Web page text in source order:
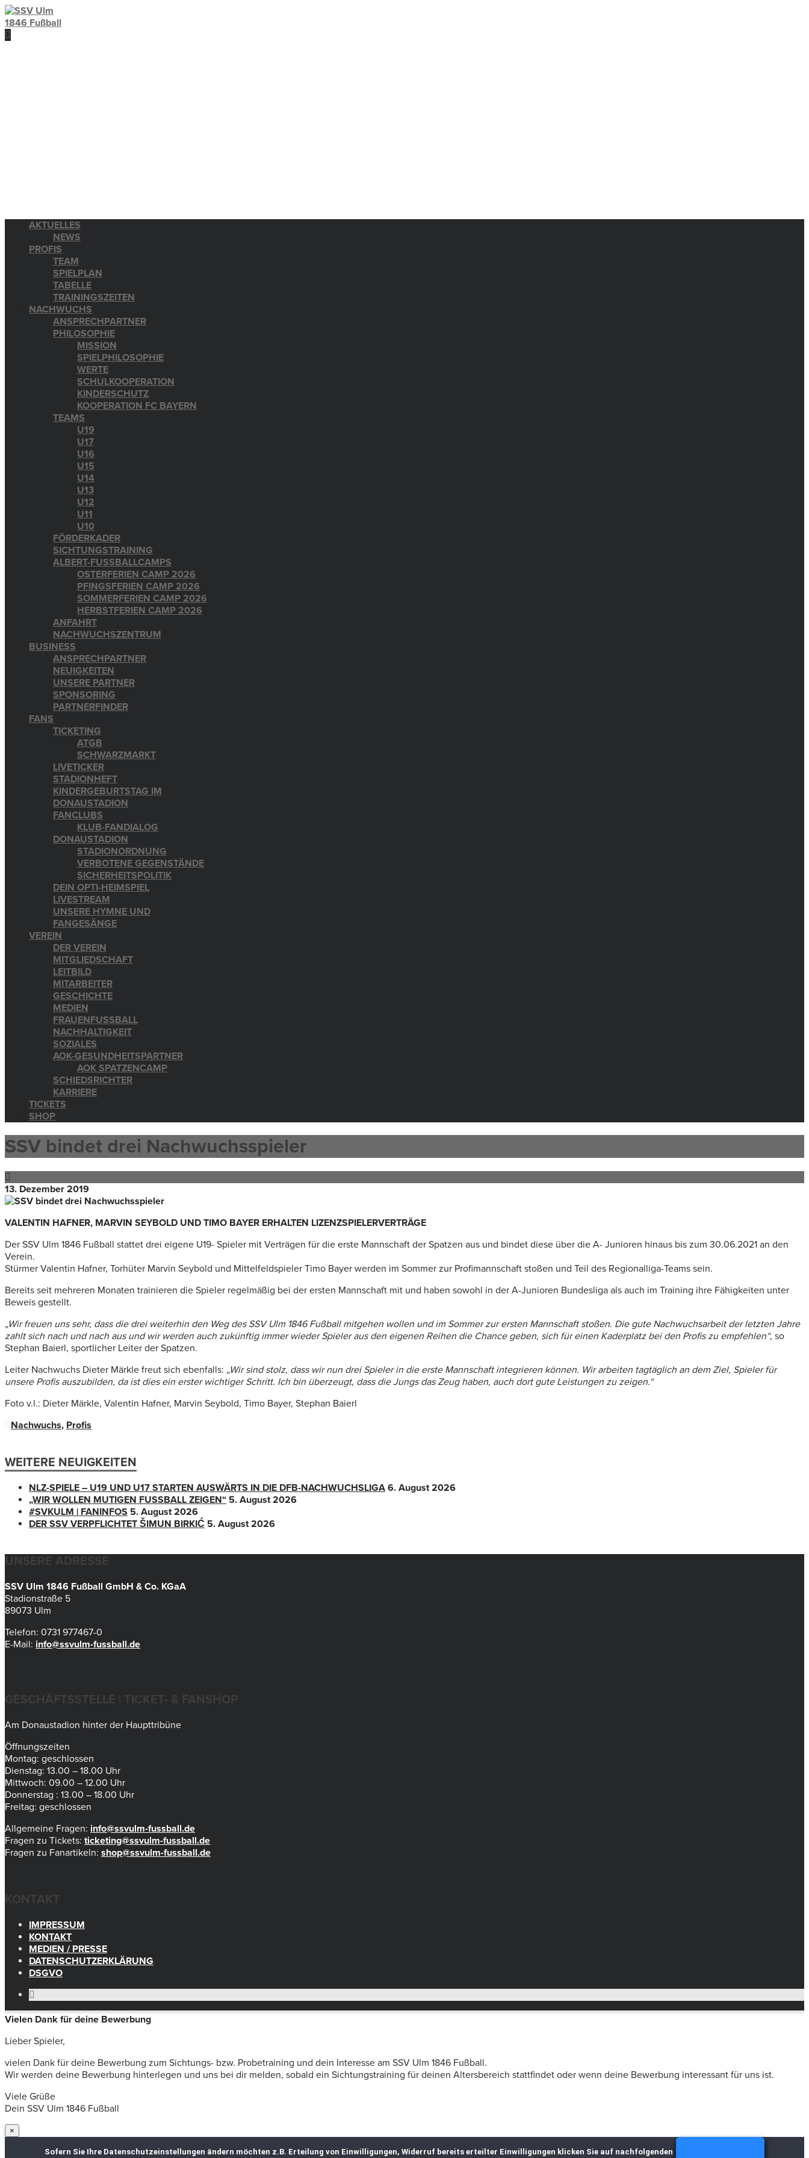
AKTUELLES
NEWS
PROFIS
TEAM
SPIELPLAN
TABELLE
TRAININGSZEITEN
NACHWUCHS
ANSPRECHPARTNER
PHILOSOPHIE
MISSION
SPIELPHILOSOPHIE
WERTE
SCHULKOOPERATION
KINDERSCHUTZ
KOOPERATION FC BAYERN
TEAMS
U19
U17
U16
U15
U14
U13
U12
U11
U10
FÖRDERKADER
SICHTUNGSTRAINING
ALBERT-FUSSBALLCAMPS
OSTERFERIEN CAMP 2026
PFINGSFERIEN CAMP 2026
SOMMERFERIEN CAMP 2026
HERBSTFERIEN CAMP 2026
ANFAHRT
NACHWUCHSZENTRUM
BUSINESS
ANSPRECHPARTNER
NEUIGKEITEN
UNSERE PARTNER
SPONSORING
PARTNERFINDER
FANS
TICKETING
ATGB
SCHWARZMARKT
LIVETICKER
STADIONHEFT
KINDERGEBURTSTAG IM
DONAUSTADION
FANCLUBS
KLUB-FANDIALOG
DONAUSTADION
STADIONORDNUNG
VERBOTENE GEGENSTÄNDE
SICHERHEITSPOLITIK
DEIN OPTI-HEIMSPIEL
LIVESTREAM
UNSERE HYMNE UND
FANGESÄNGE
VEREIN
DER VEREIN
MITGLIEDSCHAFT
LEITBILD
MITARBEITER
GESCHICHTE
MEDIEN
FRAUENFUSSBALL
NACHHALTIGKEIT
SOZIALES
AOK-GESUNDHEITSPARTNER
AOK SPATZENCAMP
SCHIEDSRICHTER
KARRIERE
TICKETS
SHOP
SSV bindet drei Nachwuchsspieler
13. Dezember 2019
VALENTIN HAFNER, MARVIN SEYBOLD UND TIMO BAYER ERHALTEN LIZENZSPIELERVERTRÄGE
Der SSV Ulm 1846 Fußball stattet drei eigene U19- Spieler mit Verträgen für die erste Mannschaft der Spatzen aus und bindet diese über die A- Junioren hinaus bis zum 30.06.2021 an den
Verein.
Stürmer Valentin Hafner, Torhüter Marvin Seybold und Mittelfeldspieler Timo Bayer werden im Sommer zur Profimannschaft stoßen und Teil des Regionalliga-Teams sein.
Bereits seit mehreren Monaten trainieren die Spieler regelmäßig bei der ersten Mannschaft mit und haben sowohl in der A-Junioren Bundesliga als auch im Training ihre Fähigkeiten unter
Beweis gestellt.
„Wir freuen uns sehr, dass die drei weiterhin den Weg des SSV Ulm 1846 Fußball mitgehen wollen und im Sommer zur ersten Mannschaft stoßen. Die gute Nachwuchsarbeit der letzten Jahre
zahlt sich nach und nach aus und wir werden auch zukünftig immer wieder Spieler aus den eigenen Reihen die Chance geben, sich für einen Kaderplatz bei den Profis zu empfehlen“, so
Stephan Baierl, sportlicher Leiter der Spatzen.
Leiter Nachwuchs Dieter Märkle freut sich ebenfalls: „Wir sind stolz, dass wir nun drei Spieler in die erste Mannschaft integrieren können. Wir arbeiten tagtäglich an dem Ziel, Spieler für
unsere Profis auszubilden, da ist dies ein erster wichtiger Schritt. Ich bin überzeugt, dass die Jungs das Zeug haben, auch dort gute Leistungen zu zeigen.“
Foto v.l.: Dieter Märkle, Valentin Hafner, Marvin Seybold, Timo Bayer, Stephan Baierl
Nachwuchs, Profis
WEITERE NEUIGKEITEN
NLZ-SPIELE – U19 UND U17 STARTEN AUSWÄRTS IN DIE DFB-NACHWUCHSLIGA 6. August 2026
„WIR WOLLEN MUTIGEN FUSSBALL ZEIGEN“
5. August 2026
#SVKULM | FANINFOS 5. August 2026
DER SSV VERPFLICHTET ŠIMUN BIRKIĆ 5. August 2026
UNSERE ADRESSE
SSV Ulm 1846 Fußball GmbH & Co. KGaA
Stadionstraße 5
89073 Ulm
Telefon: 0731 977467-0
E-Mail: info@ssvulm-fussball.de
GESCHÄFTSSTELLE | TICKET- & FANSHOP
Am Donaustadion hinter der Haupttribüne
Öffnungszeiten
Montag: geschlossen
Dienstag: 13.00 – 18.00 Uhr
Mittwoch: 09.00 – 12.00 Uhr
Donnerstag : 13.00 – 18.00 Uhr
Freitag: geschlossen
Allgemeine Fragen: info@ssvulm-fussball.de
Fragen zu Tickets: ticketing@ssvulm-fussball.de
Fragen zu Fanartikeln: shop@ssvulm-fussball.de
KONTAKT
IMPRESSUM
KONTAKT
MEDIEN / PRESSE
DATENSCHUTZERKLÄRUNG
DSGVO
Vielen Dank für deine Bewerbung
Lieber Spieler,
vielen Dank für deine Bewerbung zum Sichtungs- bzw. Probetraining und dein Interesse am SSV Ulm 1846 Fußball.
Wir werden deine Bewerbung hinterlegen und uns bei dir melden, sobald ein Sichtungstraining für deinen Altersbereich stattfindet oder wenn deine Bewerbung interessant für uns ist.
Viele Grüße
Dein SSV Ulm 1846 Fußball
×
Sofern Sie Ihre Datenschutzeinstellungen ändern möchten z.B. Erteilung von Einwilligungen, Widerruf bereits erteilter Einwilligungen klicken Sie auf nachfolgenden